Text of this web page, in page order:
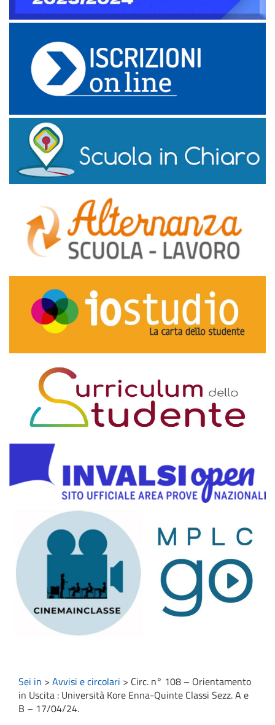
Sei in > Avvisi e circolari > Circ. n° 108 – Orientamento
in Uscita : Università Kore Enna-Quinte Classi Sezz. A e
B – 17/04/24.